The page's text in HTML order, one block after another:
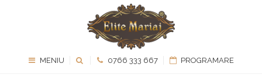
MENIU 0766 333 667 PROGRAMARE